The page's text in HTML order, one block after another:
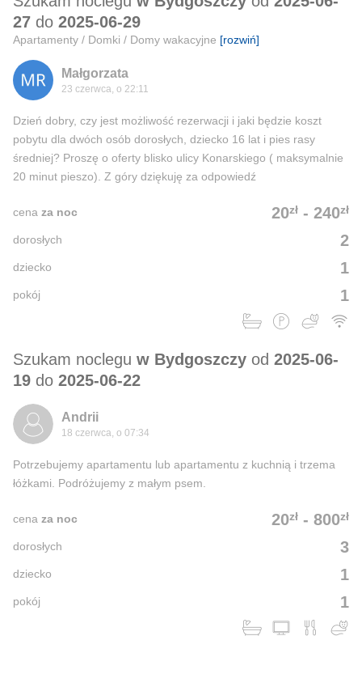
27 do 2025-06-29
Apartamenty / Domki / Domy wakacyjne [rozwiń]
Małgorzata
23 czerwca, o 22:11
Dzień dobry, czy jest możliwość rezerwacji i jaki będzie koszt
pobytu dla dwóch osób dorosłych, dziecko 16 lat i pies rasy
średniej? Proszę o oferty blisko ulicy Konarskiego ( maksymalnie
20 minut pieszo). Z góry dziękuję za odpowiedź
20zł - 240zł
cena za noc
2
dorosłych
1
dziecko
1
pokój
Szukam noclegu w Bydgoszczy od 2025-06-
19 do 2025-06-22
Andrii
18 czerwca, o 07:34
Potrzebujemy apartamentu lub apartamentu z kuchnią i trzema
łóżkami. Podróżujemy z małym psem.
20zł - 800zł
cena za noc
3
dorosłych
1
dziecko
1
pokój